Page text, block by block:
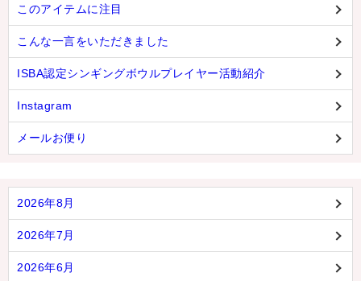
このアイテムに注目
こんな一言をいただきました
ISBA認定シンギングボウルプレイヤー活動紹介
Instagram
メールお便り
2026年8月
2026年7月
2026年6月